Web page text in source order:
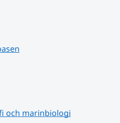
och marinbiologi